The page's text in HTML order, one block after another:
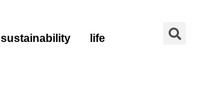
sustainability life